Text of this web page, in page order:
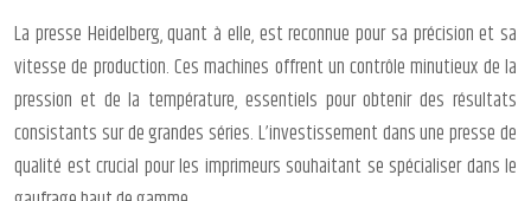
La presse Heidelberg, quant à elle, est reconnue pour sa précision et sa
vitesse de production. Ces machines offrent un contrôle minutieux de la
pression et de la température, essentiels pour obtenir des résultats
consistants sur de grandes séries. L’investissement dans une presse de
qualité est crucial pour les imprimeurs souhaitant se spécialiser dans le